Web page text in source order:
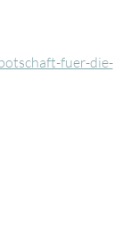
fuer-die-